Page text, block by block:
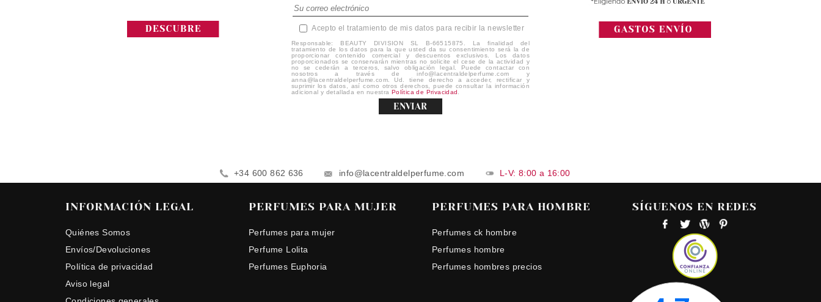
Acepto el tratamiento de mis datos para recibir la newsletter
Responsable: BEAUTY DIVISION SL B-66515875. La finalidad del
tratamiento de los datos para la que usted da su consentimiento será la de
proporcionar contenido comercial y descuentos exclusivos. Los datos
proporcionados se conservarán mientras no solicite el cese de la actividad y
no se cederán a terceros, salvo obligación legal. Puede contactar con
nosotros a través de info@lacentraldelperfume.com y
anna@lacentraldelperfume.com. Ud. tiene derecho a acceder, rectificar y
suprimir los datos, así como otros derechos, puede consultar la información
adicional y detallada en nuestra Política de Privacidad
ENVIAR
+34 600 862 636 info@lacentraldelperfume.com L-V: 8:00 a 16:00
INFORMACIÓN LEGAL
Quiénes Somos
Envíos/Devoluciones
Política de privacidad
Aviso legal
PERFUMES PARA MUJER
Perfumes para mujer
Perfume Lolita
Perfumes Euphoria
PERFUMES PARA HOMBRE
Perfumes ck hombre
Perfumes hombre
Perfumes hombres precios
SÍGUENOS EN REDES